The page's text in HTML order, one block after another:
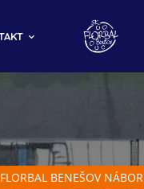
FLORBAL BENEŠOV NÁBOR